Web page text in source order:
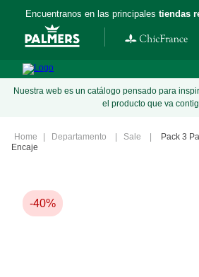
Encuentranos en las principales tiendas
Nuestra web es un catálogo pensado para
el producto que va
Departamento Sale
Pack 3
Encaje
-40%